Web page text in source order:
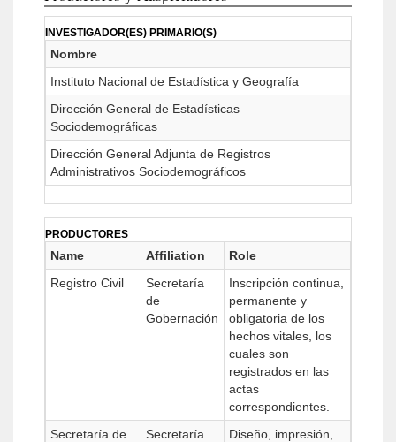
INVESTIGADOR(ES) PRIMARIO(S)
Nombre
Instituto Nacional de Estadística y Geografía
Dirección General de Estadísticas
Sociodemográficas
Dirección General Adjunta de Registros
Administrativos Sociodemográficos
PRODUCTORES
Name Affiliation
Role
Registro Civil
Secretaría
de
Gobernación
Inscripción continua,
permanente y
obligatoria de los
hechos vitales, los
cuales son
registrados en las
actas
correspondientes.
Secretaría de
Secretaría
Diseño, impresión,